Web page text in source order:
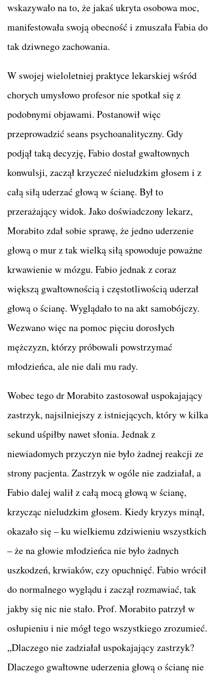
wskazywało na to, że jakaś ukryta osobowa moc,
manifestowała swoją obecność i zmuszała Fabia do
tak dziwnego zachowania.
W swojej wieloletniej praktyce lekarskiej wśród
chorych umysłowo profesor nie spotkał się z
podobnymi objawami. Postanowił więc
przeprowadzić seans psychoanalityczny. Gdy
podjął taką decyzję, Fabio dostał gwałtownych
konwulsji, zaczął krzyczeć nieludzkim głosem i z
całą siłą uderzać głową w ścianę. Był to
przerażający widok. Jako doświadczony lekarz,
Morabito zdał sobie sprawę, że jedno uderzenie
głową o mur z tak wielką siłą spowoduje poważne
krwawienie w mózgu. Fabio jednak z coraz
większą gwałtownością i częstotliwością uderzał
głową o ścianę. Wyglądało to na akt samobójczy.
Wezwano więc na pomoc pięciu dorosłych
mężczyzn, którzy próbowali powstrzymać
młodzieńca, ale nie dali mu rady.
Wobec tego dr Morabito zastosował uspokajający
zastrzyk, najsilniejszy z istniejących, który w kilka
sekund uśpiłby nawet słonia. Jednak z
niewiadomych przyczyn nie było żadnej reakcji ze
strony pacjenta. Zastrzyk w ogóle nie zadziałał, a
Fabio dalej walił z całą mocą głową w ścianę,
krzycząc nieludzkim głosem. Kiedy kryzys minął,
okazało się – ku wielkiemu zdziwieniu wszystkich
– że na głowie młodzieńca nie było żadnych
uszkodzeń, krwiaków, czy opuchnięć. Fabio wrócił
do normalnego wyglądu i zaczął rozmawiać, tak
jakby się nic nie stało. Prof. Morabito patrzył w
osłupieniu i nie mógł tego wszystkiego zrozumieć.
„Dlaczego nie zadziałał uspokajający zastrzyk?
Dlaczego gwałtowne uderzenia głową o ścianę nie